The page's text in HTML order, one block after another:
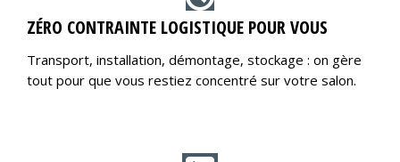
ZÉRO CONTRAINTE LOGISTIQUE POUR VOUS
Transport, installation, démontage, stockage : on gère
tout pour que vous restiez concentré sur votre salon.